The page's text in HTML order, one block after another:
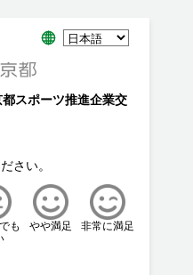
スポーツ推進企業交
も
やや満足 非常に満足